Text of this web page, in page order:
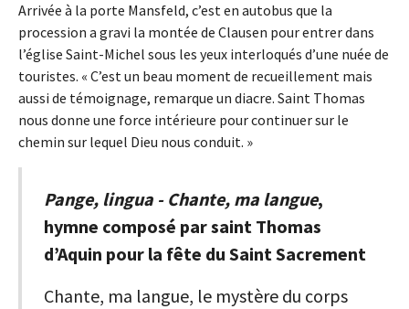
Arrivée à la porte Mansfeld, c’est en autobus que la
procession a gravi la montée de Clausen pour entrer dans
l’église Saint-Michel sous les yeux interloqués d’une nuée de
touristes. « C’est un beau moment de recueillement mais
aussi de témoignage, remarque un diacre. Saint Thomas
nous donne une force intérieure pour continuer sur le
chemin sur lequel Dieu nous conduit. »
Pange, lingua - Chante, ma langue,
hymne composé par saint Thomas
d’Aquin pour la fête du Saint Sacrement
Chante, ma langue, le mystère du corps